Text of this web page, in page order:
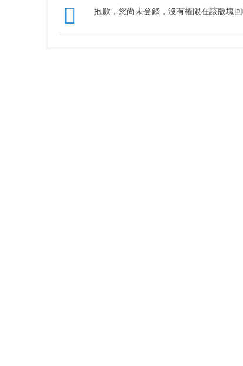
抱歉，您尚未登錄，沒有權限在該版塊